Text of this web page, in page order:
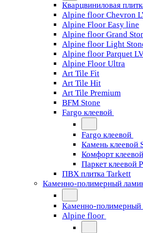
Кварцвиниловая
Alpine floor Chevron
Alpine Floor Easy line
Alpine floor Grand
Alpine floor Light
Alpine floor Parquet
Alpine Floor Ultra
Art Tile Fit
Art Tile Hit
Art Tile Premium
BFM Stone
Fargo клеевой
Fargo клеевой
Камень клеевой
Комфорт
Паркет клеевой
ПВХ плитка Tarkett
Каменно-полимерный
Каменно-полимерный
Alpine floor